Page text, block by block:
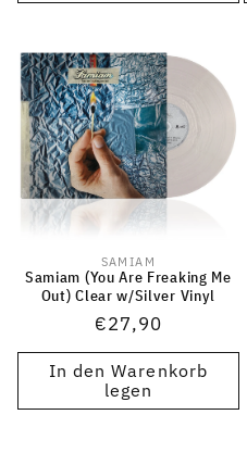
Anbieter:
SAMIAM
Samiam (You Are Freaking Me
Out) Clear w/Silver Vinyl
Normaler
Preis
€27,90
In den Warenkorb
legen